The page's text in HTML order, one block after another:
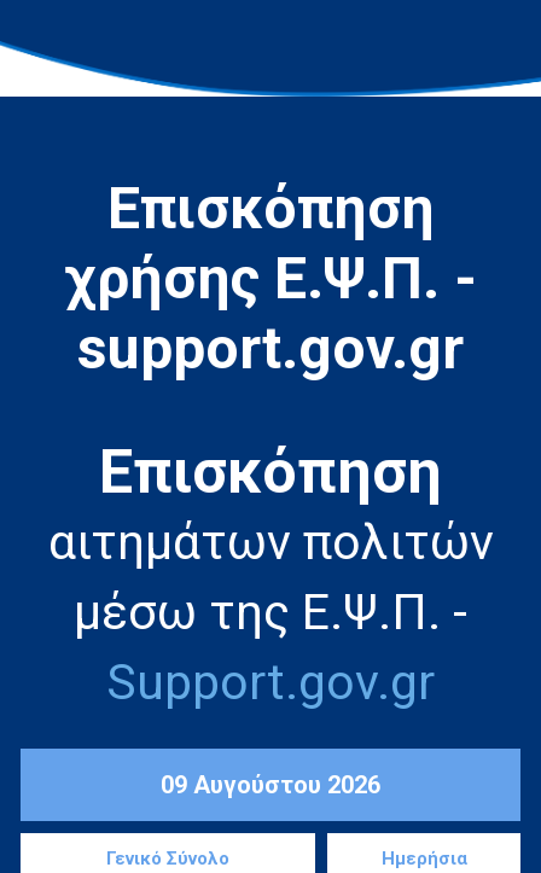
Επισκόπηση
χρήσης Ε.Ψ.Π. -
support.gov.gr
Eπισκόπηση
αιτημάτων πολιτών
μέσω της Ε.Ψ.Π. -
Support.gov.gr
09 Αυγούστου 2026
Γενικό Σύνολο Ημερήσια